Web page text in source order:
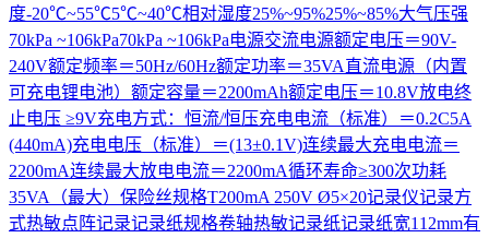
度-20℃~55℃5℃~40℃相对湿度25%~95%25%~85%大气压强
70kPa ~106kPa70kPa ~106kPa电源交流电源额定电压＝90V-
240V额定频率＝50Hz/60Hz额定功率＝35VA直流电源（内置
可充电锂电池）额定容量＝2200mAh额定电压＝10.8V放电终
止电压 ≥9V充电方式：恒流/恒压充电电流（标准）＝0.2C5A
(440mA)充电电压（标准）＝(13±0.1V)连续最大充电电流＝
2200mA连续最大放电电流＝2200mA循环寿命≥300次功耗
35VA（最大）保险丝规格T200mA 250V Ø5×20记录仪记录方
式热敏点阵记录记录纸规格卷轴热敏记录纸记录纸宽112mm有